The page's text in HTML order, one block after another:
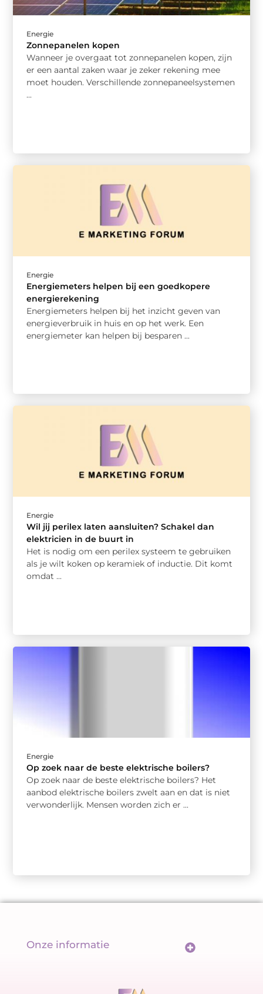
Energie
Zonnepanelen kopen
Wanneer je overgaat tot zonnepanelen kopen, zijn
er een aantal zaken waar je zeker rekening mee
moet houden. Verschillende zonnepaneelsystemen
...
Energie
Energiemeters helpen bij een goedkopere
energierekening
Energiemeters helpen bij het inzicht geven van
energieverbruik in huis en op het werk. Een
energiemeter kan helpen bij besparen ...
Energie
Wil jij perilex laten aansluiten? Schakel dan
elektricien in de buurt in
Het is nodig om een perilex systeem te gebruiken
als je wilt koken op keramiek of inductie. Dit komt
omdat ...
Energie
Op zoek naar de beste elektrische boilers?
Op zoek naar de beste elektrische boilers? Het
aanbod elektrische boilers zwelt aan en dat is niet
verwonderlijk. Mensen worden zich er ...
Onze informatie